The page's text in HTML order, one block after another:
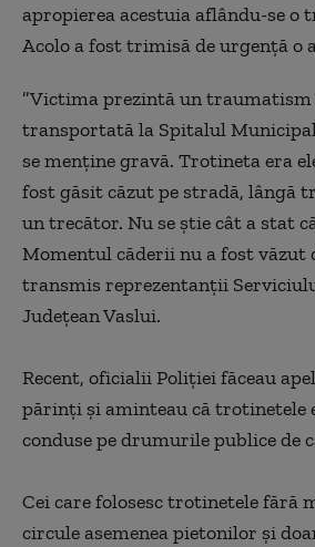
apropierea acestuia aflându-se o
Acolo a fost trimisă de urgenţă o
”Victima prezintă un traumatism
transportată la Spitalul
se menţine gravă. Trotineta era
fost găsit căzut pe stradă, lângă
un trecător. Nu se ştie cât a stat
Momentul căderii nu a fost văzut
transmis reprezentanţii
Judeţean Vaslui.
Recent, oficialii Poliţiei făceau
părinţi şi aminteau că trotinetele
conduse pe drumurile publice de
Cei care folosesc trotinetele fără
circule asemenea pietonilor şi